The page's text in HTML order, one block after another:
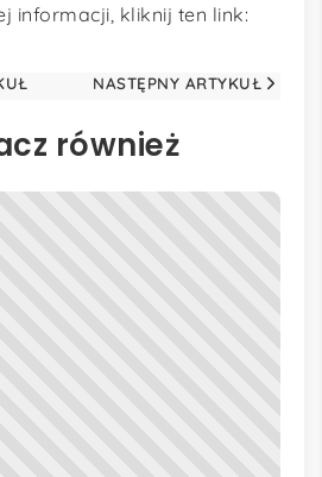
informacji, kliknij ten link:
NASTĘPNY ARTYKUŁ
również